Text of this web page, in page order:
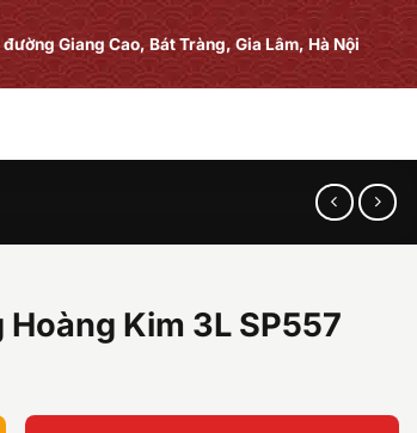
đường Giang Cao, Bát Tràng, Gia Lâm, Hà Nội
Kim 3L SP557